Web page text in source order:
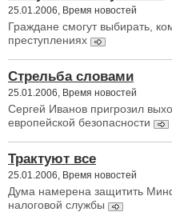
25.01.2006, Время новостей
Граждане смогут выбирать,
преступлениях
Стрельба словами
25.01.2006, Время новостей
Сергей Иванов пригрозил
европейской безопасности
Трактуют все
25.01.2006, Время новостей
Дума намерена защитить
налоговой службы